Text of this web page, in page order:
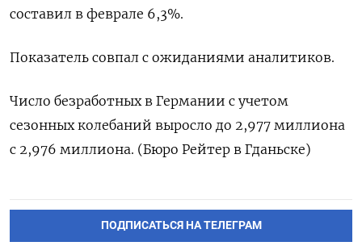
‌составил в ​феврале ‌6,3%.
Показатель ​совпал с ‌ожиданиями аналитиков.
Число безработных ​в ​Германии ‌с ​учетом
сезонных колебаний выросло до ​2,977 ⁠миллиона
с ‌2,976 ‌миллиона. (Бюро Рейтер ​в ‌Гданьске)
ПОДПИСАТЬСЯ НА ТЕЛЕГРАМ